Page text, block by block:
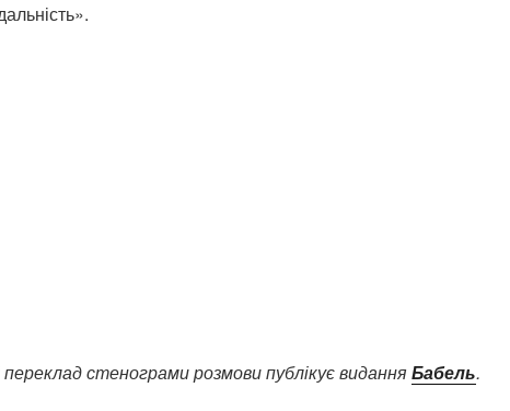
стенограми розмови публікує виданняБабель.